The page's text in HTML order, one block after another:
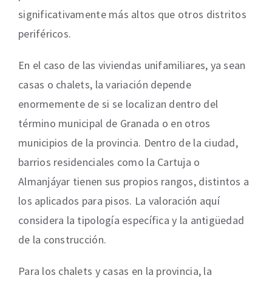
significativamente más altos que otros distritos
periféricos.
En el caso de las viviendas unifamiliares, ya sean
casas o chalets, la variación depende
enormemente de si se localizan dentro del
término municipal de Granada o en otros
municipios de la provincia. Dentro de la ciudad,
barrios residenciales como la Cartuja o
Almanjáyar tienen sus propios rangos, distintos a
los aplicados para pisos. La valoración aquí
considera la tipología específica y la antigüedad
de la construcción.
Para los chalets y casas en la provincia, la